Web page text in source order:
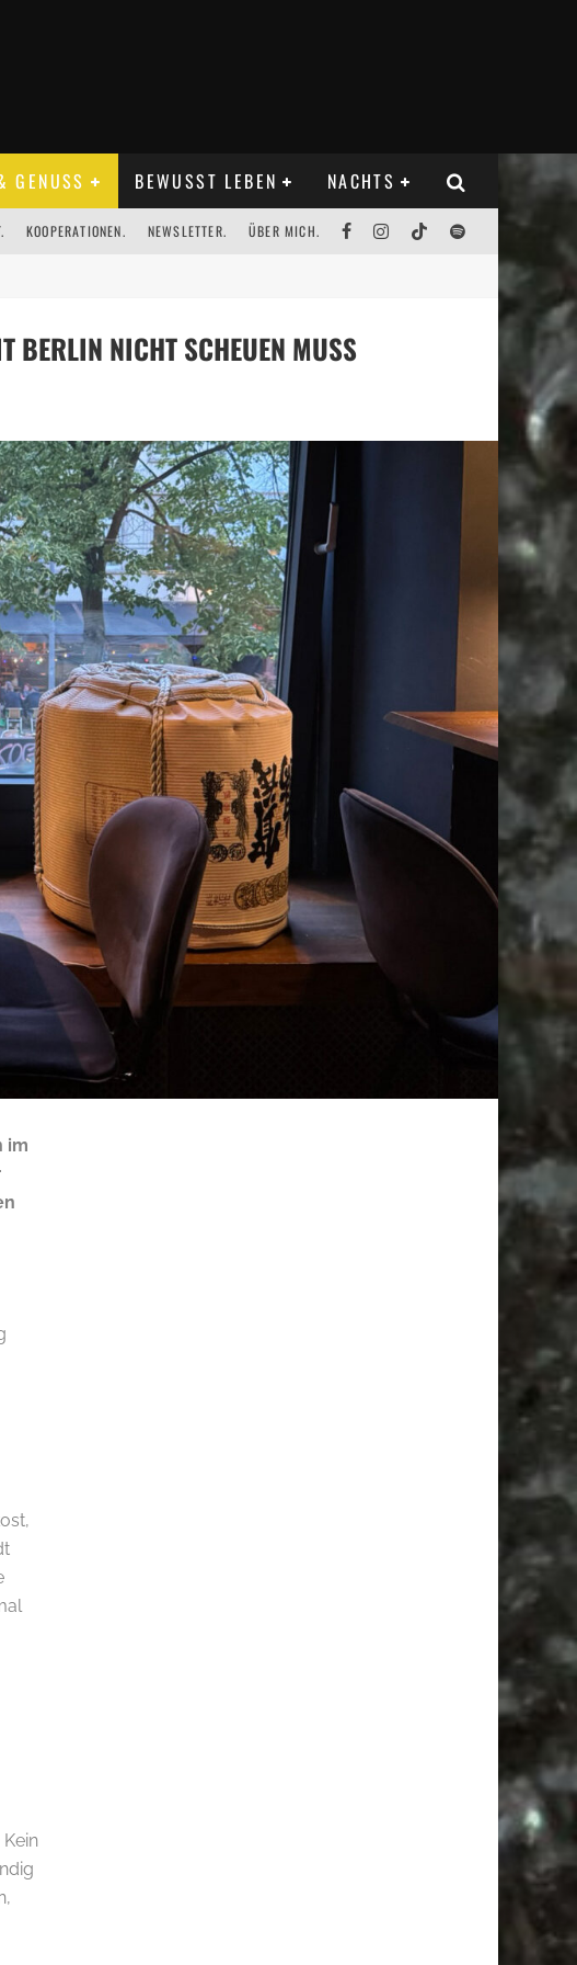
GENUSS BEWUSST LEBEN NACHTS
KOOPERATIONEN. NEWSLETTER. ÜBER MICH.
BERLIN NICHT SCHEUEN MUSS
im